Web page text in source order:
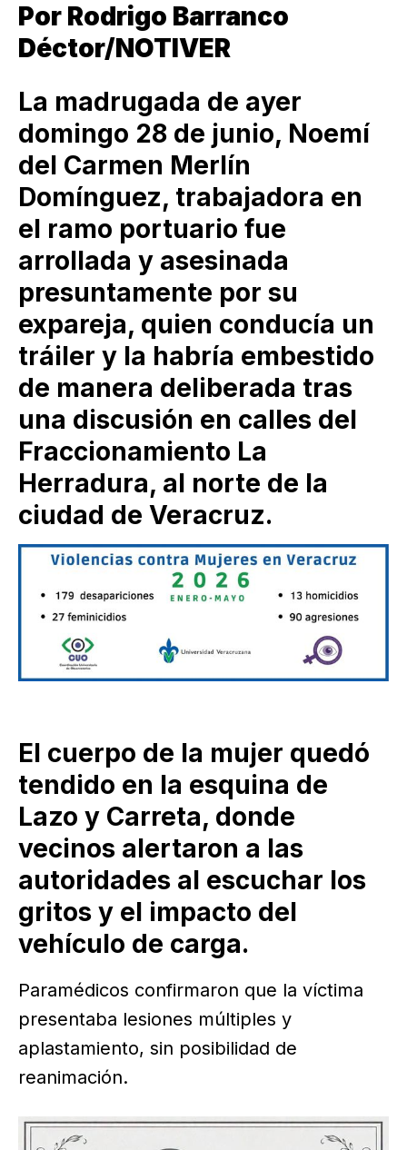
Por Rodrigo Barranco
Déctor/NOTIVER
La madrugada de ayer
domingo 28 de junio, Noemí
del Carmen Merlín
Domínguez, trabajadora en
el ramo portuario fue
arrollada y asesinada
presuntamente por su
expareja, quien conducía un
tráiler y la habría embestido
de manera deliberada tras
una discusión en calles del
Fraccionamiento La
Herradura, al norte de la
ciudad de Veracruz.
El cuerpo de la mujer quedó
tendido en la esquina de
Lazo y Carreta, donde
vecinos alertaron a las
autoridades al escuchar los
gritos y el impacto del
vehículo de carga.
Paramédicos confirmaron que la víctima
presentaba lesiones múltiples y
aplastamiento, sin posibilidad de
reanimación.